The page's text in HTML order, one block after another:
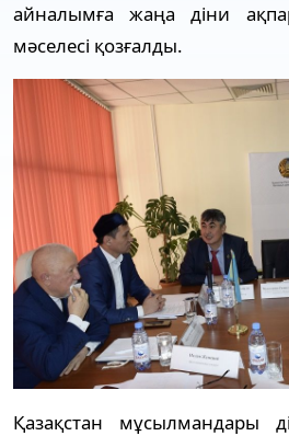
айналымға жаңа діни
мәселесі қозғалды.
Қазақстан мұсылмандары